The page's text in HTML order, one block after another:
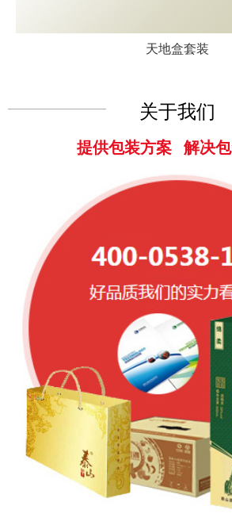
天地盒套装
关于我们
提供包装方案 解决